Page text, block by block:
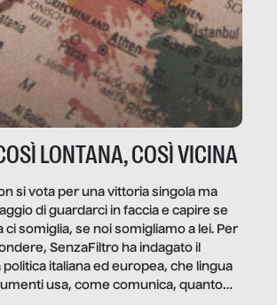
LONTANA, COSÌ VICINA
si vota per una vittoria singola ma
di guardarci in faccia e capire se
ci somiglia, se noi somigliamo a lei. Per
SenzaFiltro ha indagato il
italiana ed europea, che lingua
usa, come comunica, quanto